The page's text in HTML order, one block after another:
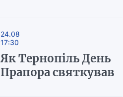
24.08
17:30
Як Тернопіль День
Прапора святкував